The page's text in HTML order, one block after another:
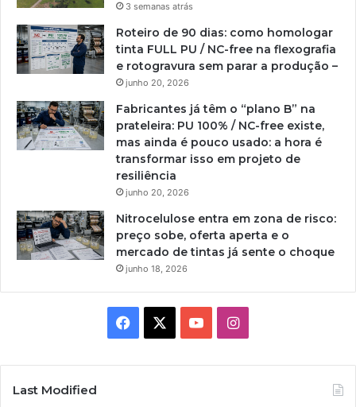
3 semanas atrás
Roteiro de 90 dias: como homologar
tinta FULL PU / NC-free na flexografia
e rotogravura sem parar a produção –
junho 20, 2026
Fabricantes já têm o “plano B” na
prateleira: PU 100% / NC-free existe,
mas ainda é pouco usado: a hora é
transformar isso em projeto de
resiliência
junho 20, 2026
Nitrocelulose entra em zona de risco:
preço sobe, oferta aperta e o
mercado de tintas já sente o choque
junho 18, 2026
Facebook YouTubeInstagram
Last Modified